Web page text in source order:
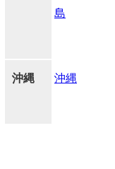
島
沖縄 沖縄